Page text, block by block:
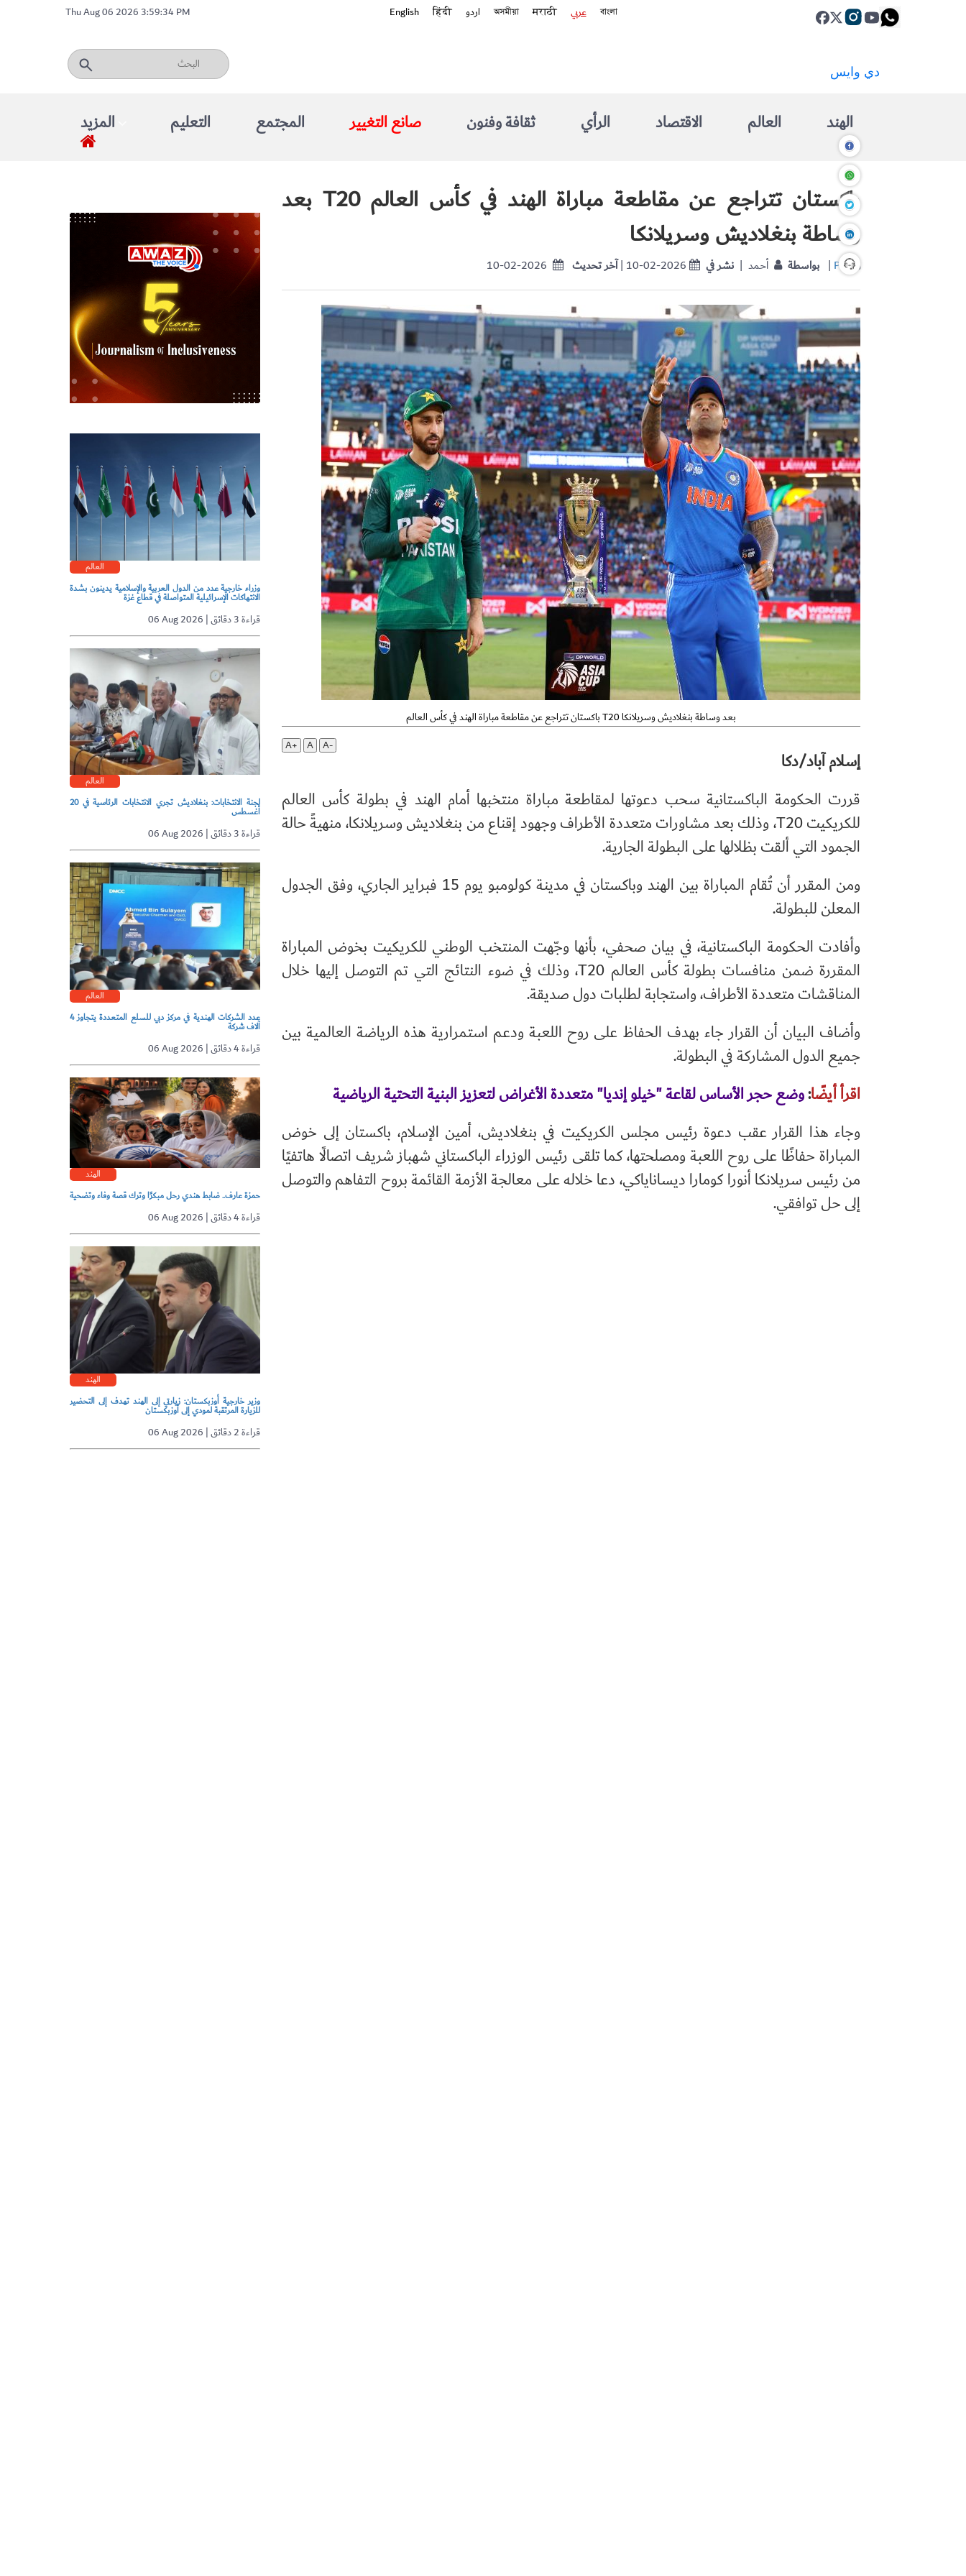
Thu Aug 06 2026 3:59:34 PM English हिंदी اردو অসমীয়া मराठी عربي বাংলা
المزيد التعليم المجتمع صانع التغيير ثقافة وفنون الرأي الاقتصاد العالم الهند
العالم
وزراء خارجية عدد من الدول العربية والإسلامية يدينون بشدة
الانتهاكات الإسرائيلية المتواصلة في قطاع غزة
06 Aug 2026 | قراءة 3 دقائق
العالم
لجنة الانتخابات: بنغلاديش تجري الانتخابات الرئاسية في 20
أغسطس
06 Aug 2026 | قراءة 3 دقائق
العالم
عدد الشركات الهندية في مركز دبي للسلع المتعددة يتجاوز 4
آلاف شركة
06 Aug 2026 | قراءة 4 دقائق
الهند
حمزة عارف.. ضابط هندي رحل مبكرًا وترك قصة وفاء وتضحية
06 Aug 2026 | قراءة 4 دقائق
الهند
وزير خارجية أوزبكستان: زيارتي إلى الهند تهدف إلى التحضير
للزيارة المرتقبة لمودي إلى أوزبكستان
06 Aug 2026 | قراءة 2 دقائق
باكستان تتراجع عن مقاطعة مباراة الهند في كأس العالم T20 بعد
وساطة بنغلاديش وسريلانكا
10-02-2026 آخر تحديث| 10-02-2026 نشر في بواسطة | PTI
باكستان تتراجع عن مقاطعة مباراة الهند في كأس العالم T20 بعد وساطة بنغلاديش وسريلانكا
A+
A A-
إسلام آباد/دكا
قررت الحكومة الباكستانية سحب دعوتها لمقاطعة مباراة منتخبها أمام الهند في بطولة كأس العالم
للكريكيتT20، وذلك بعد مشاورات متعددة الأطراف وجهود إقناع من بنغلاديش وسريلانكا، منهيةً حالة
الجمود التي ألقت بظلالها على البطولة الجارية.
ومن المقرر أن تُقام المباراة بين الهند وباكستان في مدينة كولومبو يوم 15 فبراير الجاري، وفق الجدول
المعلن للبطولة.
وأفادت الحكومة الباكستانية، في بيان صحفي، بأنها وجّهت المنتخب الوطني للكريكيت بخوض المباراة
المقررة ضمن منافسات بطولة كأس العالم T20، وذلك في ضوء النتائج التي تم التوصل إليها خلال
المناقشات متعددة الأطراف، واستجابة لطلبات دول صديقة.
وأضاف البيان أن القرار جاء بهدف الحفاظ على روح اللعبة ودعم استمرارية هذه الرياضة العالمية بين
جميع الدول المشاركة في البطولة.
اقرأ أيضًا:وضع حجر الأساس لقاعة "خيلو إنديا" متعددة الأغراض لتعزيز البنية التحتية الرياضية
وجاء هذا القرار عقب دعوة رئيس مجلس الكريكيت في بنغلاديش، أمين الإسلام، باكستان إلى خوض
المباراة حفاظًا على روح اللعبة ومصلحتها، كما تلقى رئيس الوزراء الباكستاني شهباز شريف اتصالًا هاتفيًا
من رئيس سريلانكا أنورا كومارا ديساناياكي، دعا خلاله على معالجة الأزمة القائمة بروح التفاهم والتوصل
إلى حل توافقي.